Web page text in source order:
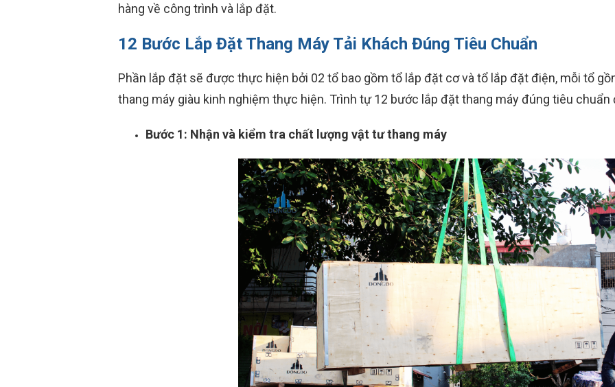
hàng về công trình và lắp đặt.
12 Bước Lắp Đặt Thang Máy Tải Khách Đúng Tiêu Chuẩn
Phần lắp đặt sẽ được thực hiện bởi 02 tổ bao gồm tổ lắp đặt cơ và tổ lắp đặt điện, mỗi tổ
thang máy giàu kinh nghiệm thực hiện. Trình tự 12 bước lắp đặt thang máy đúng tiêu
Bước 1: Nhận và kiểm tra chất lượng vật tư thang máy